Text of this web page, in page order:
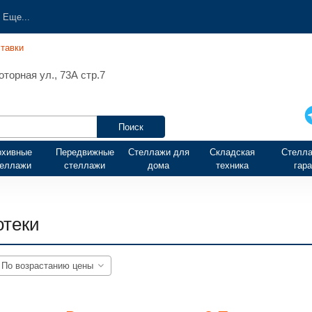
Еще...
ул., 73А стр.7
Передвижные
стеллажи
Стеллажи для
дома
Складская
техника
По возрастанию цены